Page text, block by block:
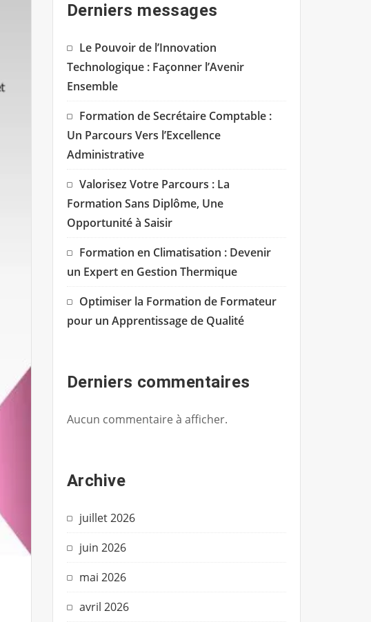
Derniers messages
Le Pouvoir de l’Innovation
Technologique : Façonner l’Avenir
Ensemble
Formation de Secrétaire Comptable :
Un Parcours Vers l’Excellence
Administrative
Valorisez Votre Parcours : La
Formation Sans Diplôme, Une
Opportunité à Saisir
Formation en Climatisation : Devenir
un Expert en Gestion Thermique
Optimiser la Formation de Formateur
pour un Apprentissage de Qualité
Derniers commentaires
Aucun commentaire à afficher.
Archive
juillet 2026
juin 2026
mai 2026
avril 2026